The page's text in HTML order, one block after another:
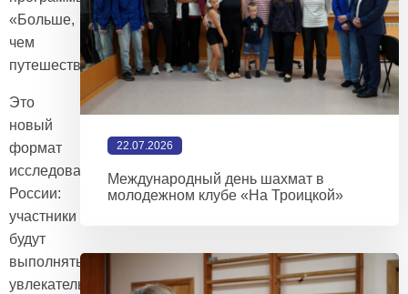
«Больше,
чем
путешествие»
Это
новый
формат
исследования
России:
участники
будут
выполнять
увлекательные
22.07.2026
Международный день шахмат в
молодежном клубе «На Троицкой»